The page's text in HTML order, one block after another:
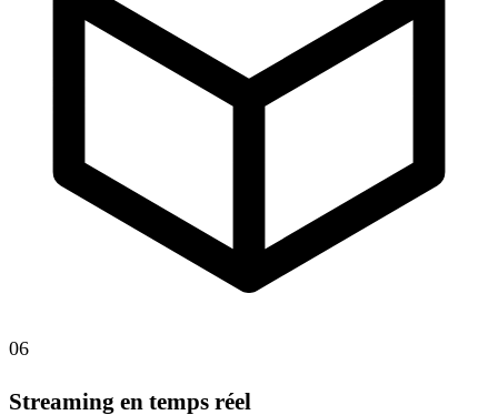
06
Streaming en temps réel